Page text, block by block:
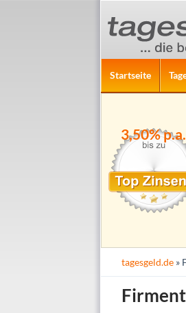
Startseite
3,50% p.a.
tagesgeld.de »